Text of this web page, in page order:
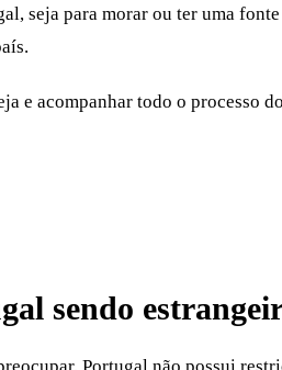
seja para morar ou ter uma
e acompanhar todo o
sendo